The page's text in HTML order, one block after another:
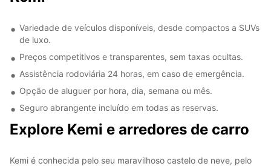
Variedade de veículos disponíveis, desde compactos a SUVs
de luxo.
Preços competitivos e transparentes, sem taxas ocultas.
Assistência rodoviária 24 horas, em caso de emergência.
Opção de aluguer por hora, dia, semana ou mês.
Seguro abrangente incluído em todas as reservas.
Explore Kemi e arredores de carro
Kemi é conhecida pelo seu maravilhoso castelo de neve, pelo